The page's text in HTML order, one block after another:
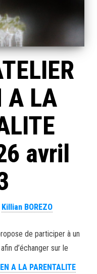
A LA
avril
Killian BOREZO
de participer à un
d’échanger sur le
A LA PARENTALITE